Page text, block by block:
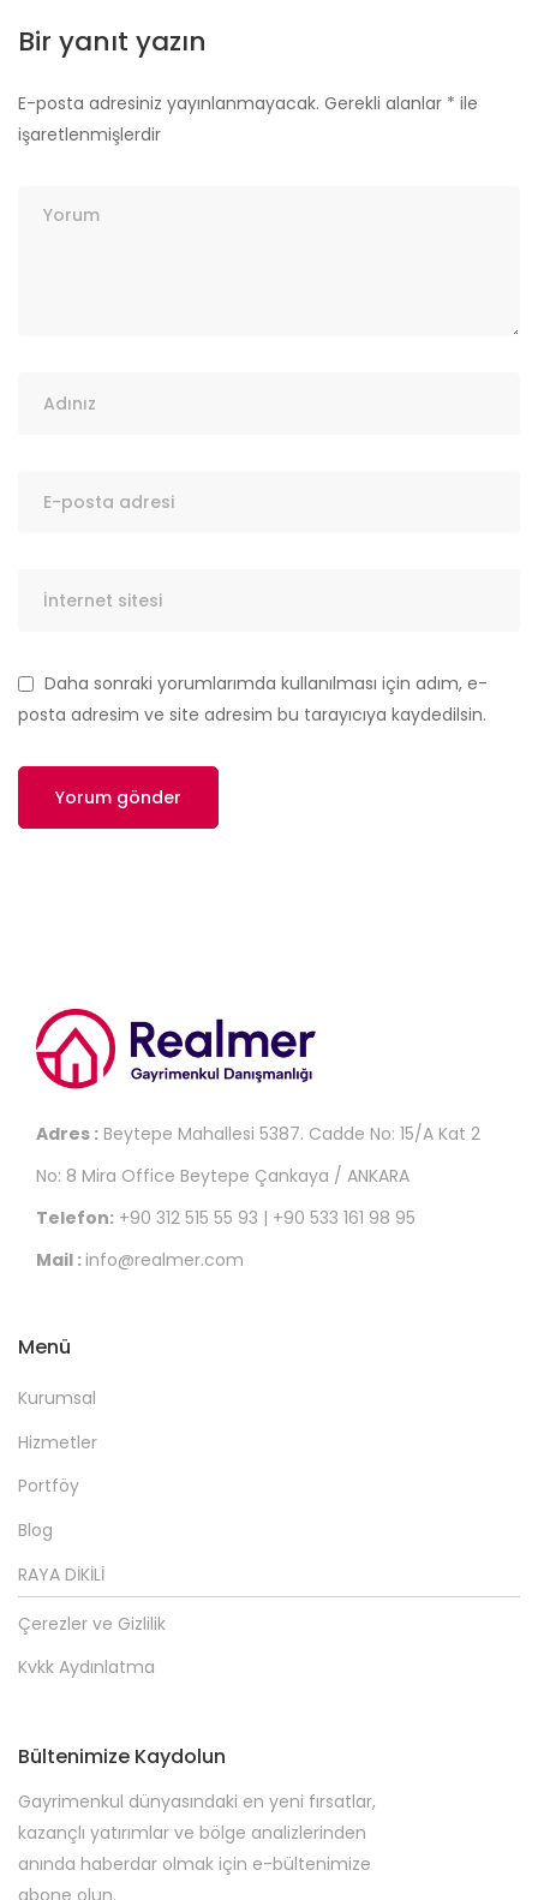
Bir yanıt yazın
E-posta adresiniz yayınlanmayacak. Gerekli alanlar * ile
işaretlenmişlerdir
Daha sonraki yorumlarımda kullanılması için adım, e-
posta adresim ve site adresim bu tarayıcıya kaydedilsin.
Adres : Beytepe Mahallesi 5387. Cadde No: 15/A Kat 2
No: 8 Mira Office Beytepe Çankaya / ANKARA
Telefon: +90 312 515 55 93 | +90 533 161 98 95
Mail :info@realmer.com
Menü
Kurumsal
Hizmetler
Portföy
Blog
RAYA DİKİLİ
Çerezler ve Gizlilik
Kvkk Aydınlatma
Bültenimize Kaydolun
Gayrimenkul dünyasındaki en yeni fırsatlar,
kazançlı yatırımlar ve bölge analizlerinden
anında haberdar olmak için e-bültenimize
abone olun.